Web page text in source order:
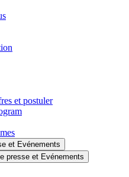
et postuler
et Evénements
presse et Evénements